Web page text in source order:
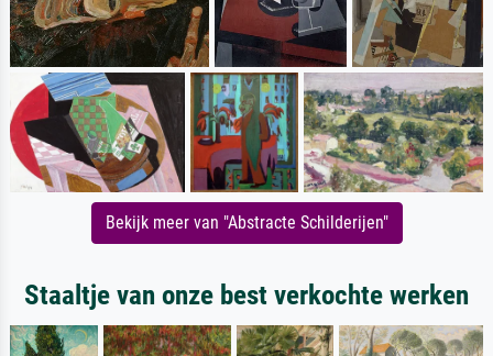
Bekijk meer van "Abstracte Schilderijen"
Staaltje van onze best verkochte werken